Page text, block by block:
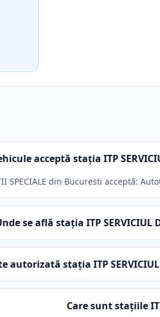
acceptă stația ITP
SPECIALE din Bucuresti acceptă:
se află stația ITP SERVICIUL
autorizată stația ITP SERVICIUL
Care sunt stațiile